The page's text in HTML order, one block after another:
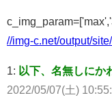
//img-c.net/output/
1: 以下、名無しにか
2022/05/07(土)